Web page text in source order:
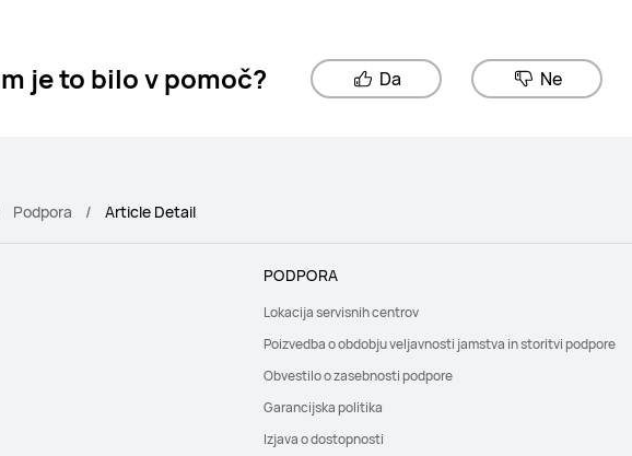
je to bilo v pomoč? Da Ne
Podpora Article Detail
PODPORA
Lokacija servisnih centrov
Poizvedba o obdobju veljavnosti jamstva in storitvi podpore
Obvestilo o zasebnosti podpore
Garancijska politika
Izjava o dostopnosti